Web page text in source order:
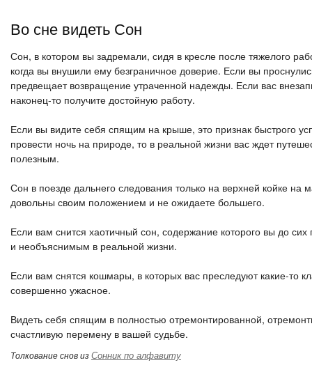
Во сне видеть Сон
Сон, в котором вы задремали, сидя в кресле после тяжелого
когда вы внушили ему безграничное доверие. Если вы
предвещает возвращение утраченной надежды. Если вас
наконец-то получите достойную работу.
Если вы видите себя спящим на крыше, это признак быстрого
провести ночь на природе, то в реальной жизни вас ждет
полезным.
Сон в поезде дальнего следования только на верхней койке на
довольны своим положением и не ожидаете большего.
Если вам снится хаотичный сон, содержание которого вы до
и необъяснимым в реальной жизни.
Если вам снятся кошмары, в которых вас преследуют какие-то
совершенно ужасное.
Видеть себя спящим в полностью отремонтированной,
счастливую перемену в вашей судьбе.
Толкование снов изСонник по алфавиту